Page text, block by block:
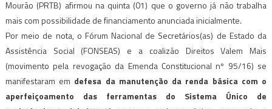
Mourão (PRTB) afirmou na quinta (01) que o governo já não trabalha
mais com possibilidade de financiamento anunciada inicialmente.
Por meio de nota, o Fórum Nacional de Secretários(as) de Estado da
Assistência Social (FONSEAS) e a coalizão Direitos Valem Mais
(movimento pela revogação da Emenda Constitucional nº 95/16) se
manifestaram em defesa da manutenção da renda básica com o
aperfeiçoamento das ferramentas do Sistema Único de